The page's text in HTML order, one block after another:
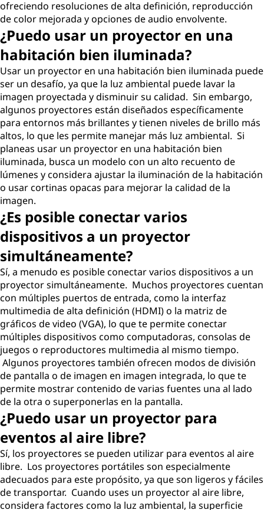
ofreciendo resoluciones de alta definición, reproducción
de color mejorada y opciones de audio envolvente.
¿Puedo usar un proyector en una
habitación bien iluminada?
Usar un proyector en una habitación bien iluminada puede
ser un desafío, ya que la luz ambiental puede lavar la
imagen proyectada y disminuir su calidad. Sin embargo,
algunos proyectores están diseñados específicamente
para entornos más brillantes y tienen niveles de brillo más
altos, lo que les permite manejar más luz ambiental. Si
planeas usar un proyector en una habitación bien
iluminada, busca un modelo con un alto recuento de
lúmenes y considera ajustar la iluminación de la habitación
o usar cortinas opacas para mejorar la calidad de la
imagen.
¿Es posible conectar varios
dispositivos a un proyector
simultáneamente?
Sí, a menudo es posible conectar varios dispositivos a un
proyector simultáneamente. Muchos proyectores cuentan
con múltiples puertos de entrada, como la interfaz
multimedia de alta definición (HDMI) o la matriz de
gráficos de video (VGA), lo que te permite conectar
múltiples dispositivos como computadoras, consolas de
juegos o reproductores multimedia al mismo tiempo.
Algunos proyectores también ofrecen modos de división
de pantalla o de imagen en imagen integrada, lo que te
permite mostrar contenido de varias fuentes una al lado
de la otra o superponerlas en la pantalla.
¿Puedo usar un proyector para
eventos al aire libre?
Sí, los proyectores se pueden utilizar para eventos al aire
libre. Los proyectores portátiles son especialmente
adecuados para este propósito, ya que son ligeros y fáciles
de transportar. Cuando uses un proyector al aire libre,
considera factores como la luz ambiental, la superficie